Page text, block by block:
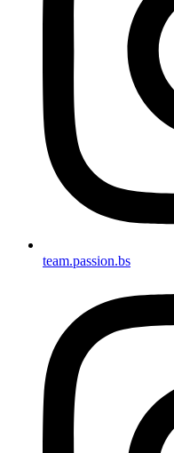
team.passion.bs